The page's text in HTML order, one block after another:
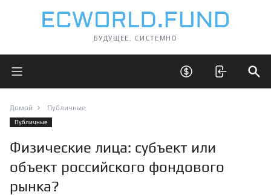
БУДУЩЕЕ. СИСТЕМНО
Открыть главное меню Открыть скрытые
Домой Публичные
Публичные
Физические лица: субъект или
объект российского фондового
рынка?